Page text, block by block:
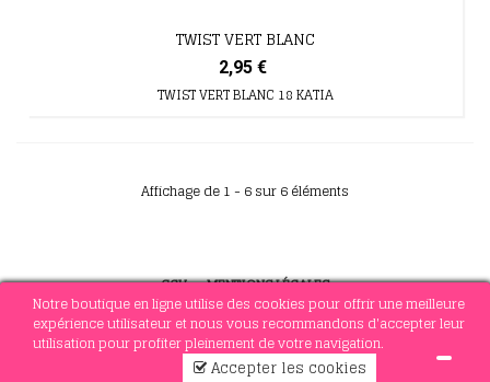
Notre boutique en ligne utilise des cookies pour offrir une meilleure
expérience utilisateur et nous vous recommandons d'accepter leur
utilisation pour profiter pleinement de votre navigation.
Accepter les cookies
TWIST VERT BLANC
2,95 €
TWIST VERT BLANC 18 KATIA
Affichage de 1 - 6 sur 6 éléments
CGV-MENTIONS LÉGALES
© 2021 MERCERIE SOTTEJEAU